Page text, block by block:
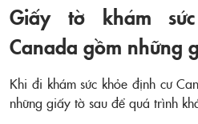
Giấy tờ khám
Canada gồm những
Khi đi khám sức khỏe định cư
những giấy tờ sau để quá trình